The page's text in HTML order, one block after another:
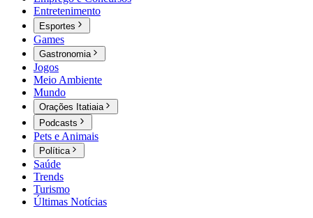
Entretenimento
Esportes
Games
Gastronomia
Jogos
Meio Ambiente
Mundo
Orações Itatiaia
Podcasts
Pets e Animais
Política
Saúde
Trends
Turismo
Últimas Notícias